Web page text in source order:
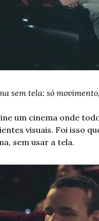
sem tela: só
um cinema onde
visuais. Foi isso
sem usar a tela.